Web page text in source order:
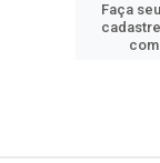
Faça